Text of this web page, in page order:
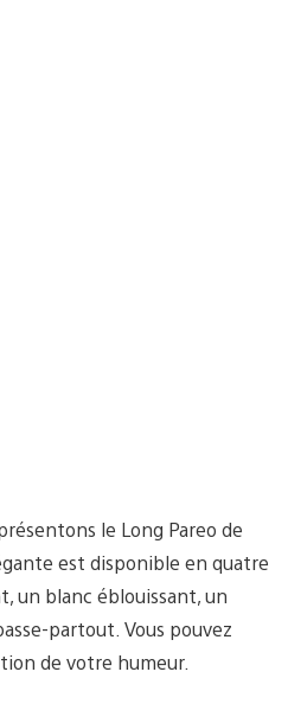
le Long Pareo de
est disponible en quatre
un blanc éblouissant, un
partout. Vous pouvez
de votre humeur.